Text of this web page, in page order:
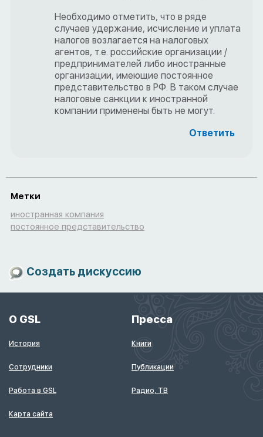
Необходимо отметить, что в ряде
случаев удержание, исчисление и уплата
налогов возлагается на налоговых
агентов, т.е. российские организации /
предпринимателей либо иностранные
организации, имеющие постоянное
представительство в РФ. В таком случае
налоговые санкции к иностранной
компании применены быть не могут.
Ответить
Метки
иностранная компания
постоянное представительство
Создать дискуссию
О GSL
История
Сотрудники
Работа в GSL
Карта сайта
Пресса
Книги
Публикации
Радио, ТВ